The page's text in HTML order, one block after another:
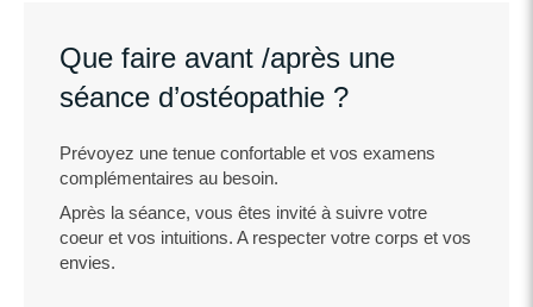
Que faire avant /après une
séance d’ostéopathie ?
Prévoyez une tenue confortable et vos examens
complémentaires au besoin.
Après la séance, vous êtes invité à suivre votre
coeur et vos intuitions. A respecter votre corps et vos
envies.